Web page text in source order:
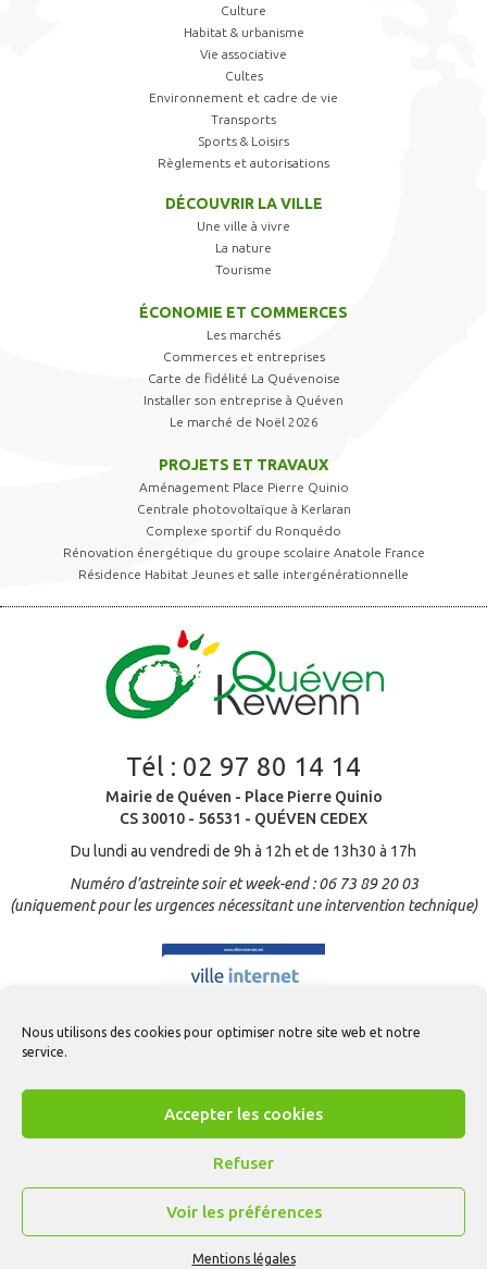
Nous utilisons des cookies pour optimiser notre site web et notre
service.
Accepter les cookies
Refuser
Voir les préférences
Mentions légales
Culture
Habitat & urbanisme
Vie associative
Cultes
Environnement et cadre de vie
Transports
Sports & Loisirs
Règlements et autorisations
DÉCOUVRIR LA VILLE
Une ville à vivre
La nature
Tourisme
ÉCONOMIE ET COMMERCES
Les marchés
Commerces et entreprises
Carte de fidélité La Quévenoise
Installer son entreprise à Quéven
Le marché de Noël 2026
PROJETS ET TRAVAUX
Aménagement Place Pierre Quinio
Centrale photovoltaïque à Kerlaran
Complexe sportif du Ronquédo
Rénovation énergétique du groupe scolaire Anatole France
Résidence Habitat Jeunes et salle intergénérationnelle
Tél : 02 97 80 14 14
Mairie de Quéven - Place Pierre Quinio
CS 30010 - 56531 - QUÉVEN CEDEX
Du lundi au vendredi de 9h à 12h et de 13h30 à 17h
Numéro d’astreinte soir et week-end : 06 73 89 20 03
(uniquement pour les urgences nécessitant une intervention technique)
Contact-Mentions légales-Gestion des cookies-CGU Appli Quéven-
Accessibilité- © CréationARTGO média